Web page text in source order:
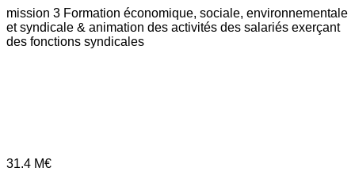
mission 3 Formation économique, sociale, environnementale
et syndicale & animation des activités des salariés exerçant
des fonctions syndicales
31.4 M€